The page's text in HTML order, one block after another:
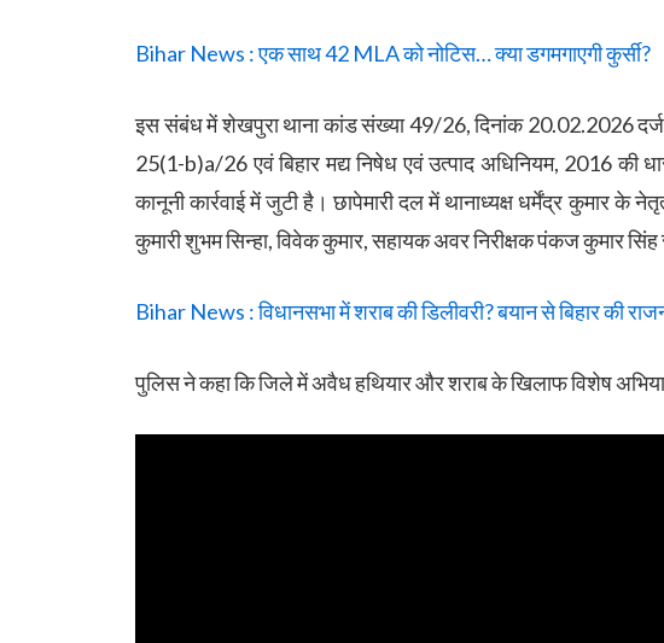
Bihar News : एक साथ 42 MLA को नोटिस… क्या डगमगाएगी कुर्सी?
इस संबंध में शेखपुरा थाना कांड संख्या 49/26, दिनांक 20.02.2026 दर्ज
25(1-b)a/26 एवं बिहार मद्य निषेध एवं उत्पाद अधिनियम, 2016 की
कानूनी कार्रवाई में जुटी है। छापेमारी दल में थानाध्यक्ष धर्मेंद्र कुमार के
कुमारी शुभम सिन्हा, विवेक कुमार, सहायक अवर निरीक्षक पंकज कुमार
Bihar News : विधानसभा में शराब की डिलीवरी? बयान से बिहार की
पुलिस ने कहा कि जिले में अवैध हथियार और शराब के खिलाफ विशेष